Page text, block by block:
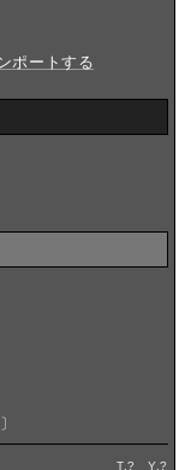
ポートする
〕
T.? Y.?